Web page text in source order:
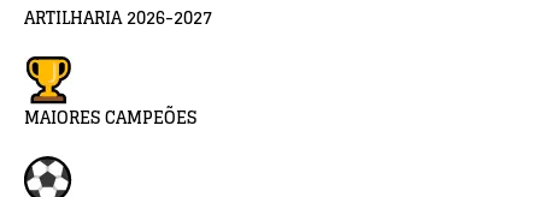
ARTILHARIA 2026-2027
MAIORES CAMPEÕES